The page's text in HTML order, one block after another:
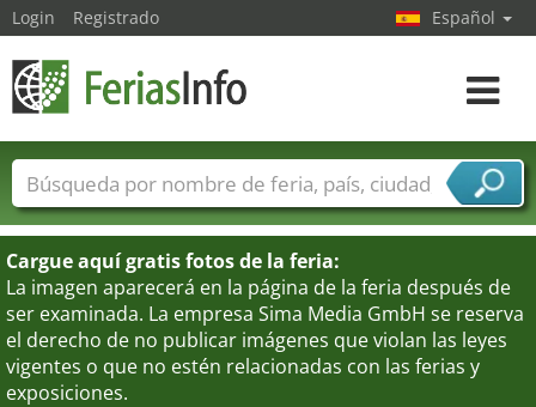
Cargue aquí gratis fotos de la feria:
La imagen aparecerá en la página de la feria después de
ser examinada. La empresa Sima Media GmbH se reserva
el derecho de no publicar imágenes que violan las leyes
vigentes o que no estén relacionadas con las ferias y
exposiciones.
Login Registrado Español
toggle
Nombres de ferias Países
Ciudades
Sectores de ferias
Sectores de proveedor de servicios